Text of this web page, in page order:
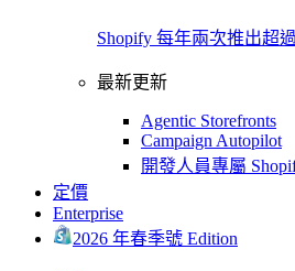
Shopify 每年兩次推出超
最新更新
Agentic Storefronts
Campaign Autopilot
開發人員專屬
定價
Enterprise
2026 年春季號 Edition